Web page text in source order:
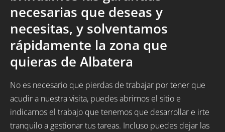
necesarias que deseas y
necesitas, y solventamos
rápidamente la zona que
quieras de Albatera
No es necesario que pierdas de trabajar por tener que
acudir a nuestra visita, puedes abrirnos el sitio e
indicarnos el trabajo que tenemos que desarrollar e irte
tranquilo a gestionar tus tareas. Incluso puedes dejar las